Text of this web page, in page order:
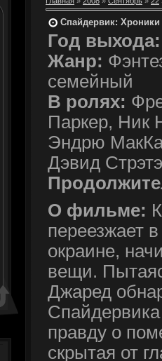
Спайдервик:
Год выхода:
Жанр:
семейный
В ролях:
Паркер, Ник
Эндрю
Дэвид
О фильме:
переезжает
окраине,
вещи.
Джаред
правду о
скрытая от